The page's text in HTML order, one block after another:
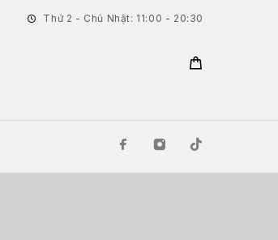
Thứ 2 - Chủ Nhật: 11:00 - 20:30